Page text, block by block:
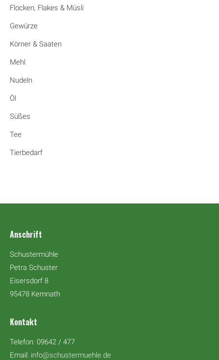
Flocken, Flakes & Müsli
Gewürze
Körner & Saaten
Mehl
Nudeln
Öl
Süßes
Tee
Tierbedarf
Anschrift
Schustermühle
Petra Schuster
Eisersdorf 8
95478 Kemnath
Kontakt
Telefon: 09642 / 477
Email: info@schustermuehle.de